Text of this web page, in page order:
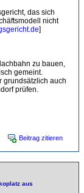
das sich
nicht
]
zu bauen,
gemeint.
grundsätzlich auch
prüfen.
Beitrag zitieren
aus